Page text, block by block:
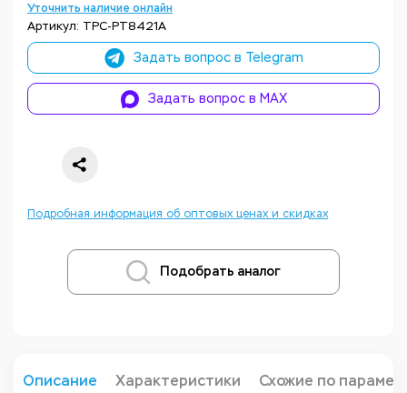
Уточнить наличие онлайн
Артикул: TPC-PT8421A
Задать вопрос в Telegram
Задать вопрос в MAX
Подробная информация об оптовых ценах и скидках
Подобрать аналог
Описание Характеристики Схожие по